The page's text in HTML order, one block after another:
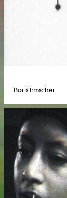
Boris Irmscher